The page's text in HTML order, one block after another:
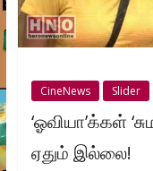
CineNews Slider
‘ஓவியா’க்கள்
ஏதும் இல்லை!